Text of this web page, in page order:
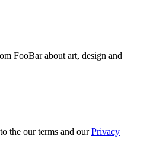
FooBar about art, design and
the our terms and ourPrivacy